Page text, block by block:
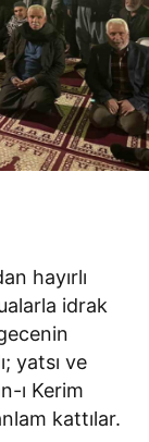
hayırlı
idrak
yatsı ve
ı Kerim
kattılar.